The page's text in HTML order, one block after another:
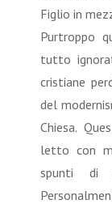
Figlio in
Purtroppo
tutto
cristiane
del
Chiesa.
letto con
spunti di